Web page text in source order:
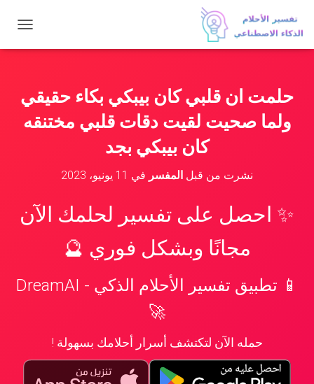
ب
ا
ت
حلمت ان قلبي كان بيبكي بكاء حقيقي
ولما صحيت لقيت دقات قلبي مختنقه
كان بيبكي بجد
نشرت من قبل المفسر في 11 يونيو، 2023
✨ احصل على تفسير لحلمك الآن
مجانًا وبشكل فوري 🔮
📱 تطبيق تفسير الأحلام الذكي - DreamAI
🚀
حمله الآن لتكتشف أسرار أحلامك بسهولة !